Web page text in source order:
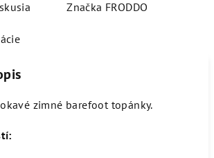
Značka FRODDO
zimné barefoot topánky.